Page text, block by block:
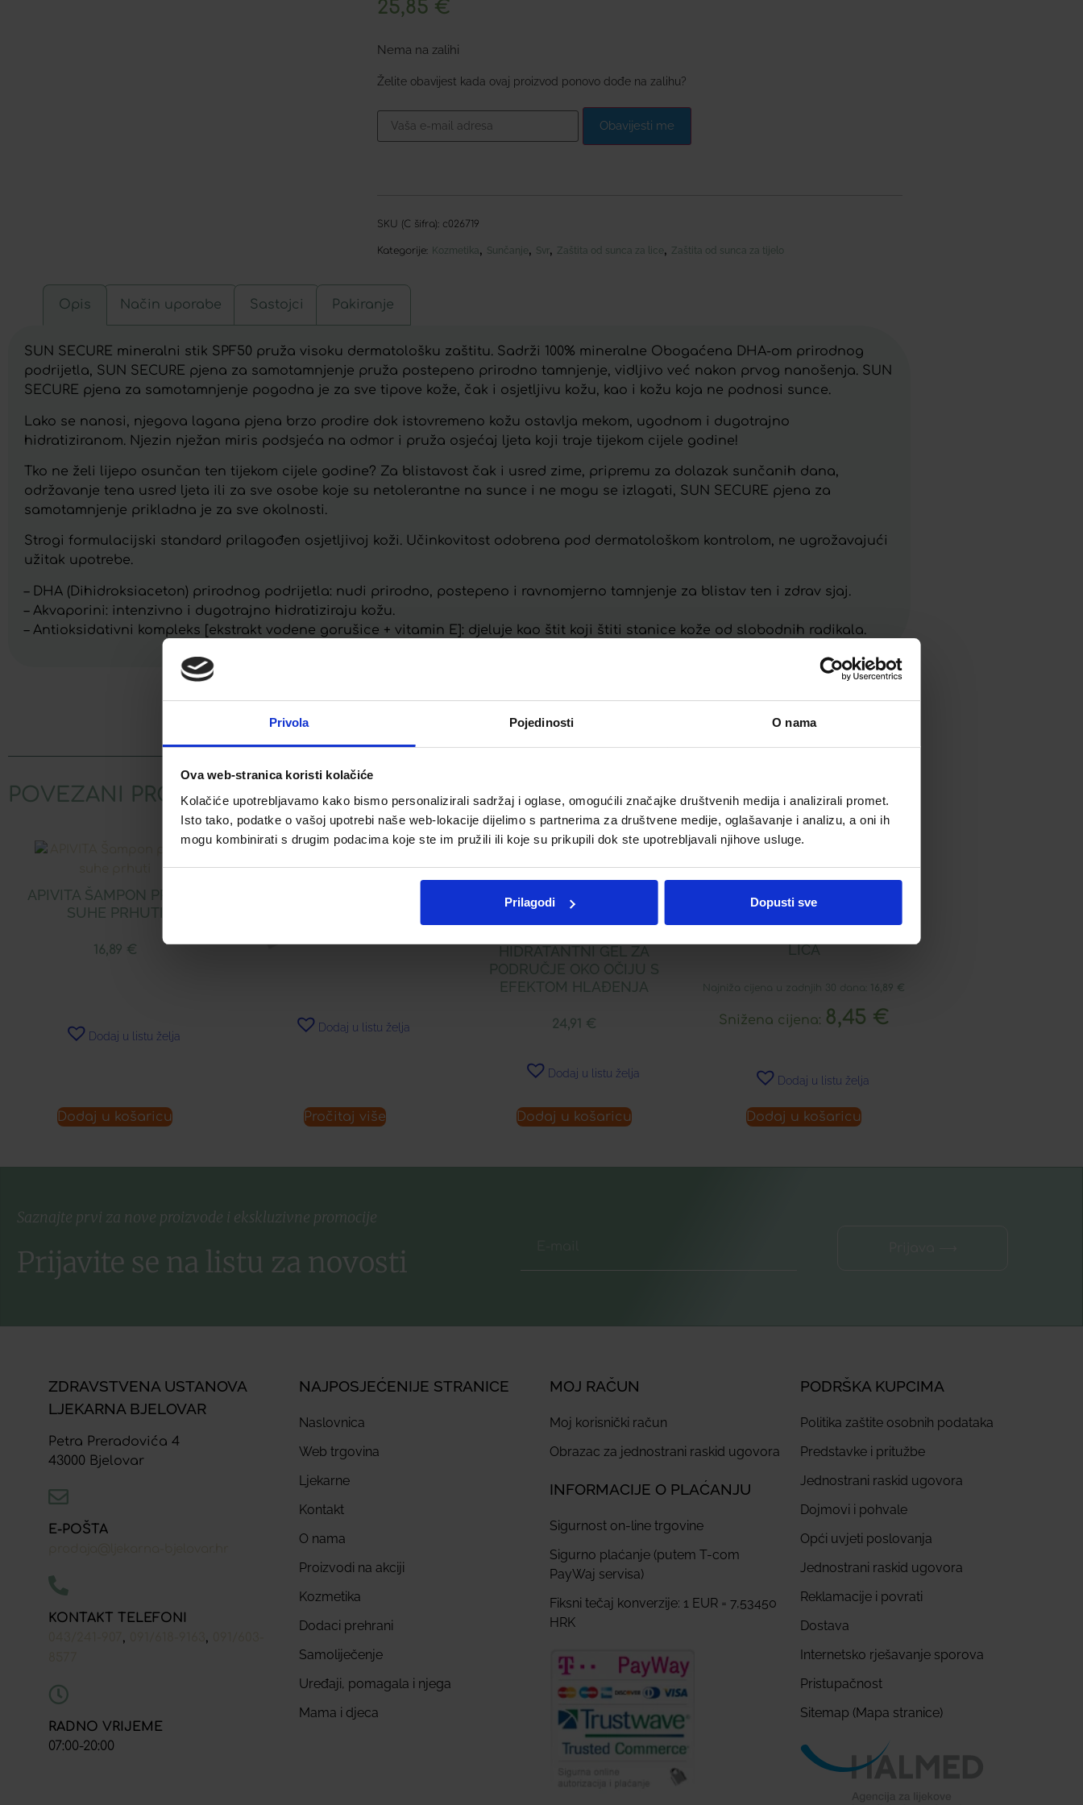
Privola Pojedinosti O nama
Ova web-stranica koristi kolačiće
Kolačiće upotrebljavamo kako bismo personalizirali sadržaj i oglase, omogućili značajke društvenih medija i analizirali promet.
Isto tako, podatke o vašoj upotrebi naše web-lokacije dijelimo s partnerima za društvene medije, oglašavanje i analizu, a oni ih
mogu kombinirati s drugim podacima koje ste im pružili ili koje su prikupili dok ste upotrebljavali njihove usluge.
Prilagodi Dopusti sve
25,85 €
Nema na zalihi
Želite obavijest kada ovaj proizvod ponovo dođe na zalihu?
Obavijesti me
SKU (C šifra): c026719
Kategorije: Kozmetika, Sunčanje, Svr, Zaštita od sunca za lice, Zaštita od sunca za tijelo
Opis Način uporabe Sastojci Pakiranje
SUN SECURE mineralni stik SPF50 pruža visoku dermatološku zaštitu. Sadrži 100% mineralne Obogaćena DHA-om prirodnog
podrijetla, SUN SECURE pjena za samotamnjenje pruža postepeno prirodno tamnjenje, vidljivo već nakon prvog nanošenja. SUN
SECURE pjena za samotamnjenje pogodna je za sve tipove kože, čak i osjetljivu kožu, kao i kožu koja ne podnosi sunce.
Lako se nanosi, njegova lagana pjena brzo prodire dok istovremeno kožu ostavlja mekom, ugodnom i dugotrajno
hidratiziranom. Njezin nježan miris podsjeća na odmor i pruža osjećaj ljeta koji traje tijekom cijele godine!
Tko ne želi lijepo osunčan ten tijekom cijele godine? Za blistavost čak i usred zime, pripremu za dolazak sunčanih dana,
održavanje tena usred ljeta ili za sve osobe koje su netolerantne na sunce i ne mogu se izlagati, SUN SECURE pjena za
samotamnjenje prikladna je za sve okolnosti.
Strogi formulacijski standard prilagođen osjetljivoj koži. Učinkovitost odobrena pod dermatološkom kontrolom, ne ugrožavajući
užitak upotrebe.
– DHA (Dihidroksiaceton) prirodnog podrijetla: nudi prirodno, postepeno i ravnomjerno tamnjenje za blistav ten i zdrav sjaj.
– Akvaporini: intenzivno i dugotrajno hidratiziraju kožu.
– Antioksidativni kompleks [ekstrakt vodene gorušice + vitamin E]: djeluje kao štit koji štiti stanice kože od slobodnih radikala.
POVEZANI PROIZVODI
APIVITA ŠAMPON PROTIV
SUHE PRHUTI
16,89 €
Dodaj u listu želja
Dodaj u košaricu
Dodaj u listu želja
Pročitaj više
HIDRATANTNI GEL ZA
PODRUČJE OKO OČIJU S
EFEKTOM HLAĐENJA
24,91 €
Dodaj u listu želja
Dodaj u košaricu
APIVITA GEL ZA UMIVANJE
LICA
Najniža cijena u zadnjih 30 dana: 16,89 €
Snižena cijena: 8,45 €
Dodaj u listu želja
Dodaj u košaricu
Saznajte prvi za nove proizvode i ekskluzivne promocije
Prijavite se na listu za novosti
ZDRAVSTVENA USTANOVA
LJEKARNA BJELOVAR
Petra Preradovića 4
43000 Bjelovar
E-POŠTA
KONTAKT TELEFONI
, ,
RADNO VRIJEME
07:00-20:00
NAJPOSJEĆENIJE STRANICE
Naslovnica
Web trgovina
Ljekarne
Kontakt
O nama
Proizvodi na akciji
Kozmetika
Dodaci prehrani
Samoliječenje
Uređaji, pomagala i njega
Mama i djeca
MOJ RAČUN
Moj korisnički račun
Obrazac za jednostrani raskid ugovora
INFORMACIJE O PLAĆANJU
Sigurnost on-line trgovine
Sigurno plaćanje (putem T-com
PayWaj servisa)
Fiksni tečaj konverzije: 1 EUR = 7,53450
HRK
PODRŠKA KUPCIMA
Politika zaštite osobnih podataka
Predstavke i pritužbe
Jednostrani raskid ugovora
Dojmovi i pohvale
Opći uvjeti poslovanja
Jednostrani raskid ugovora
Reklamacije i povrati
Dostava
Internetsko rješavanje sporova
Pristupačnost
Sitemap (Mapa stranice)